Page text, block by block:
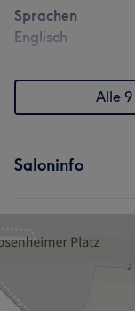
Sprachen
Englisch
Alle
Saloninfo